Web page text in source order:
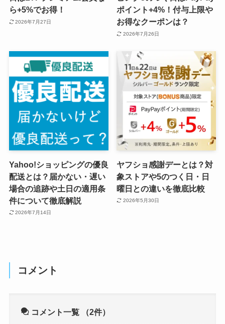
ら+5%でお得！
2026年7月27日
ポイント+4%！付与上限や
お得なクーポンは？
2026年7月26日
Yahoo!ショッピングの優良
配送とは？届かない・遅い
場合の追跡や土日の適用条
件について徹底解説
2026年7月14日
ヤフショ感謝デーとは？対
象ストアや5のつく日・日
曜日との違いを徹底比較
2026年5月30日
コメント
コメント一覧 （2件）